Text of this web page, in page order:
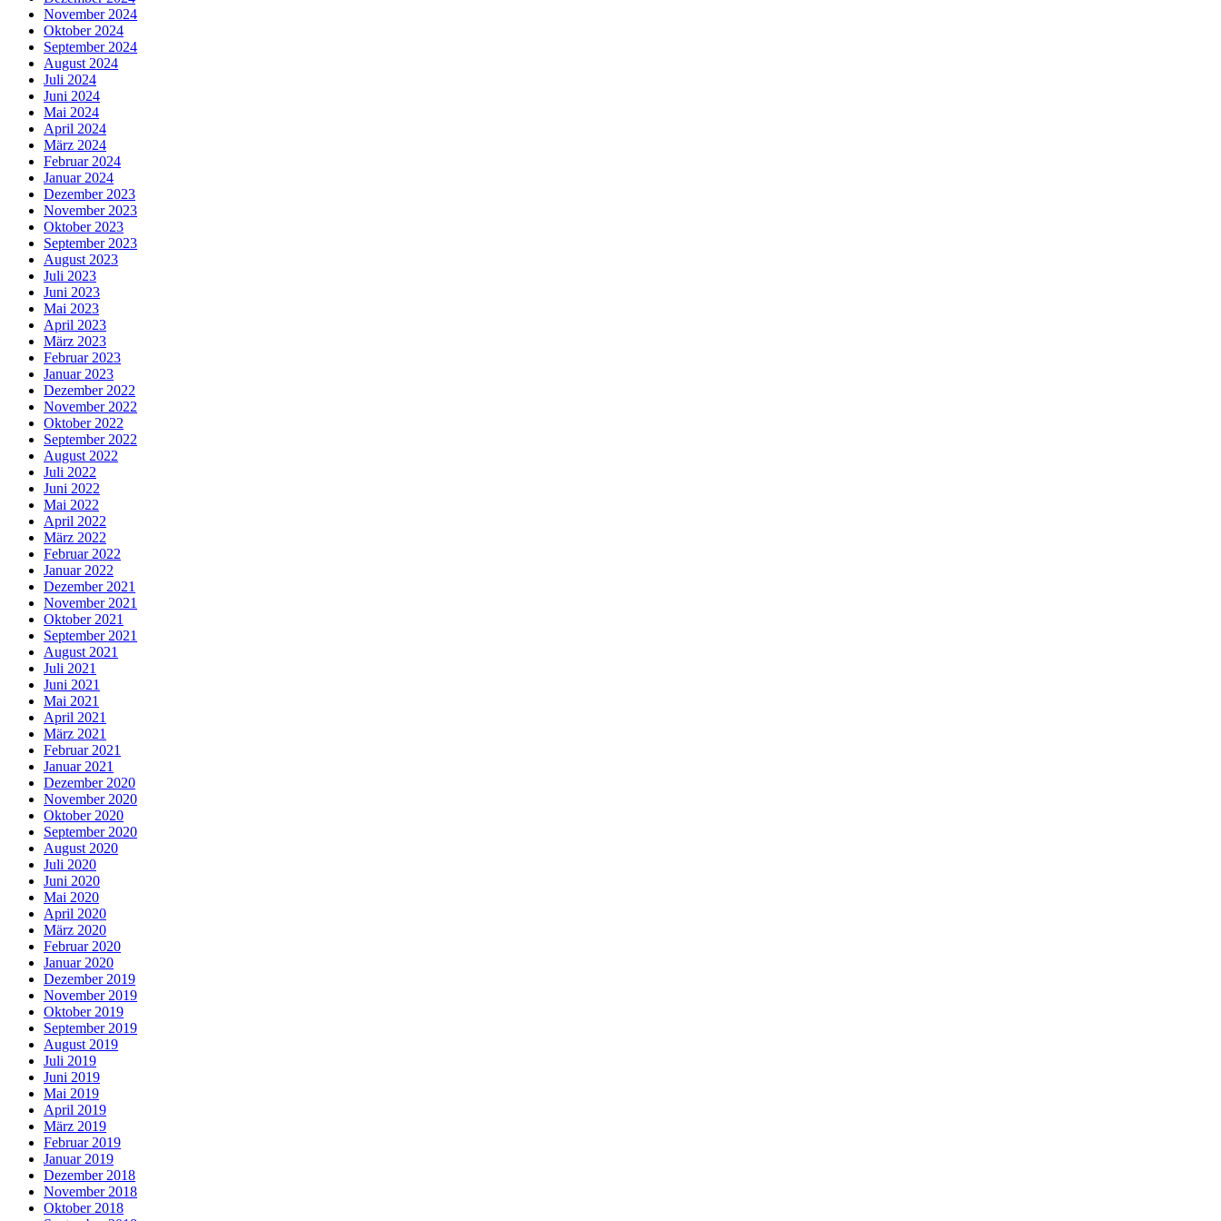
November 2024
Oktober 2024
September 2024
August 2024
Juli 2024
Juni 2024
Mai 2024
April 2024
März 2024
Februar 2024
Januar 2024
Dezember 2023
November 2023
Oktober 2023
September 2023
August 2023
Juli 2023
Juni 2023
Mai 2023
April 2023
März 2023
Februar 2023
Januar 2023
Dezember 2022
November 2022
Oktober 2022
September 2022
August 2022
Juli 2022
Juni 2022
Mai 2022
April 2022
März 2022
Februar 2022
Januar 2022
Dezember 2021
November 2021
Oktober 2021
September 2021
August 2021
Juli 2021
Juni 2021
Mai 2021
April 2021
März 2021
Februar 2021
Januar 2021
Dezember 2020
November 2020
Oktober 2020
September 2020
August 2020
Juli 2020
Juni 2020
Mai 2020
April 2020
März 2020
Februar 2020
Januar 2020
Dezember 2019
November 2019
Oktober 2019
September 2019
August 2019
Juli 2019
Juni 2019
Mai 2019
April 2019
März 2019
Februar 2019
Januar 2019
Dezember 2018
November 2018
Oktober 2018